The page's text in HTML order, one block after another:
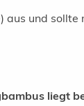
aus und sollte
liegt